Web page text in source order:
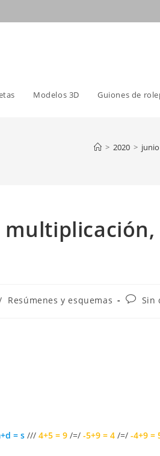
Modelos 3D Guiones de
> 2020 > junio
multiplicación,
Resúmenes y esquemas Sin
= s /// 4+5 = 9 /=/ -5+9 = 4 /=/ -4+9 =